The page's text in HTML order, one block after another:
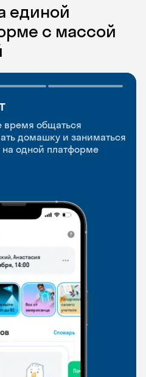
единой
с массой
время общаться
домашку и заниматься
одной платформе
новые слова где
практики
с преподавателями